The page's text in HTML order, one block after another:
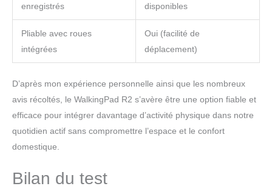
enregistrés
disponibles
Pliable avec roues
intégrées
Oui (facilité de
déplacement)
D’après mon expérience personnelle ainsi que les nombreux
avis récoltés, le WalkingPad R2 s’avère être une option fiable et
efficace pour intégrer davantage d’activité physique dans notre
quotidien actif sans compromettre l’espace et le confort
domestique.
Bilan du test